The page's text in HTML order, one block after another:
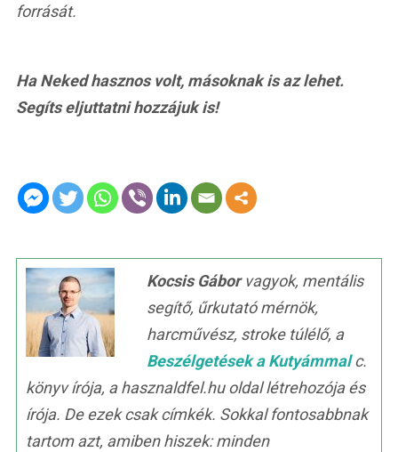
forrását.
Ha Neked hasznos volt, másoknak is az lehet.
Segíts eljuttatni hozzájuk is!
Kocsis Gáborvagyok, mentális
segítő, űrkutató mérnök,
harcművész, stroke túlélő, a
Beszélgetések a Kutyámmalc.
könyv írója, a hasznaldfel.hu oldal létrehozója és
írója. De ezek csak címkék. Sokkal fontosabbnak
tartom azt, amiben hiszek: minden